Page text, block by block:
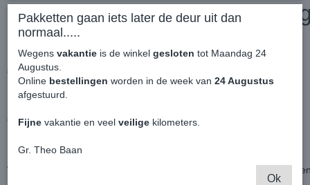
Official Volkswagen -
MK2 Derby 1:43
€ 89,99
Official Volkswagen - Volkswagen Caddy MK2 Derby 1:43
Uniek en zeldzaam kun je dit schaalmodel rustig noemen.
Werd destijds geproduceerd in Mexico onder de vlag van
Pakketten gaan iets later de deur uit dan
normaal.....
Wegens vakantie is de winkel gesloten tot Maandag 24
Augustus.
Online bestellingen worden in de week van 24 Augustus
afgestuurd.
Fijne vakantie en veel veilige kilometers.
Gr. Theo Baan
Ok